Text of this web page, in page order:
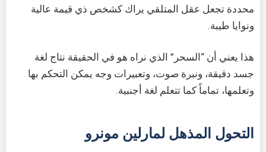
محددة تجعل عقل المتلقي يراك كشخص ذي قيمة عالية
ونوايا طيبة.
هذا يعني أن “السحر” الذي نراه هو في الحقيقة نتاج لغة
جسد دقيقة، ونبرة صوت، وتعبيرات وجه يمكن التحكم بها
وتعلمها، تماماً كما تتعلم لغة أجنبية.
التحول المذهل لمارلين مونرو